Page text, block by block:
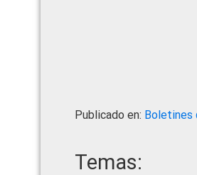
Publicado en: Boletines
Temas: